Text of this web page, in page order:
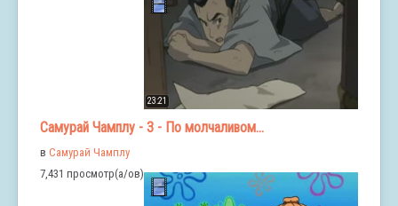
23:21
Самурай Чамплу - 3 - По молчаливом...
в Самурай Чамплу
7,431 просмотр(а/ов)